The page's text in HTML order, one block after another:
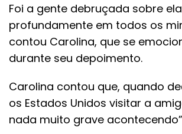
Foi a gente debruçada sobre
profundamente em todos os
contou Carolina, que se
durante seu depoimento.
Carolina contou que, quando
os Estados Unidos visitar a
nada muito grave